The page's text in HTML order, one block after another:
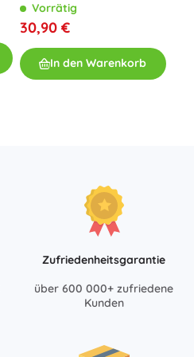
rosaVorrätig
30,90 €
In den Warenkorb
Zufriedenheitsgarantie
über 600 000+ zufriedene
Kunden